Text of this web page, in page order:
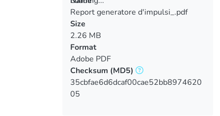
Loading...
Report generatore d'impulsi_.pdf
Size
2.26 MB
Format
Adobe PDF
Checksum (MD5)
35cbfae6d6dcaf00cae52bb8974620
05